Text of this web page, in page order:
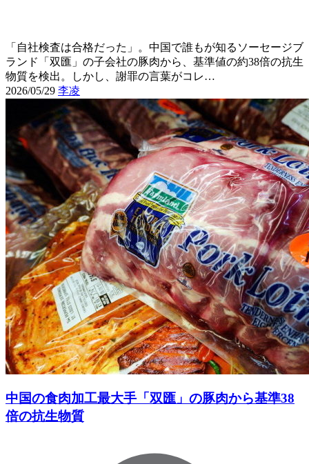
「自社検査は合格だった」。中国で誰もが知るソーセージブ
ランド「双匯」の子会社の豚肉から、基準値の約38倍の抗生
物質を検出。しかし、謝罪の言葉がコレ…
2026/05/29 李凌
中国の食肉加工最大手「双匯」の豚肉から基準38
倍の抗生物質